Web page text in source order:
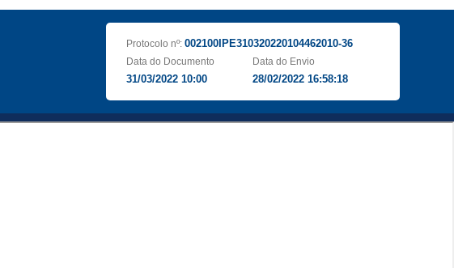
Protocolo nº: 002100IPE310320220104462010-36
Data do Documento
31/03/2022 10:00
Data do Envio
28/02/2022 16:58:18